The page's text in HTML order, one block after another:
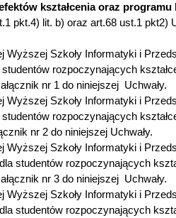
kształcenia oraz
pkt.4) lit. b) oraz art.68 ust.1
Szkoły Informatyki i
rozpoczynających
nr 1 do niniejszej Uchwały.
Szkoły Informatyki i
rozpoczynających
nr 2 do niniejszej Uchwały.
Szkoły Informatyki i
studentów rozpoczynających
nr 3 do niniejszej Uchwały.
Szkoły Informatyki i
studentów rozpoczynających